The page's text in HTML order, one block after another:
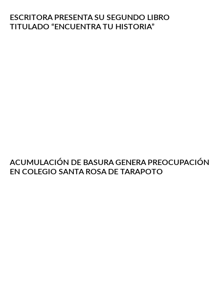
ESCRITORA PRESENTA SU SEGUNDO LIBRO
TITULADO “ENCUENTRA TU HISTORIA”
ACUMULACIÓN DE BASURA GENERA PREOCUPACIÓN
EN COLEGIO SANTA ROSA DE TARAPOTO